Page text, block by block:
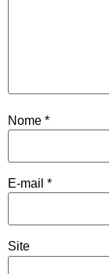
Nome *
E-mail *
Site